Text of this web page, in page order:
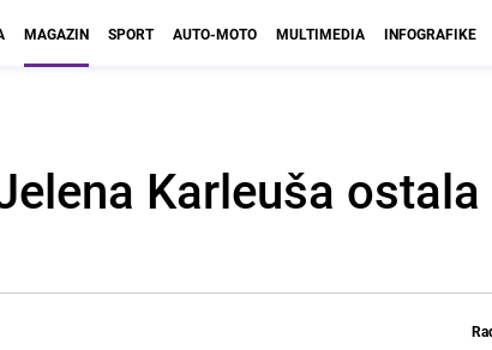
MAGAZIN SPORT AUTO-MOTO MULTIMEDIA INFOGRAFIKE
Karleuša